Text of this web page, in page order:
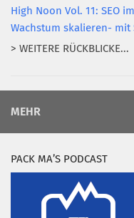
High Noon Vol. 11: SEO
Wachstum skalieren- mit
> WEITERE RÜCKBLICKE...
MEHR
PACK MA’S PODCAST